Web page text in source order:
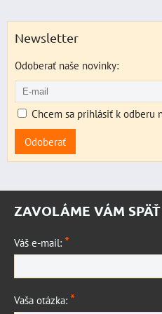
Newsletter
Odoberať naše novinky:
Chcem sa prihlásiť k odberu
Odoberať
ZAVOLÁME VÁM SPÄŤ
Váš e-mail: *
Vaša otázka: *